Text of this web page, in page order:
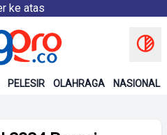
ke atas
PELESIR OLAHRAGA NASIONAL